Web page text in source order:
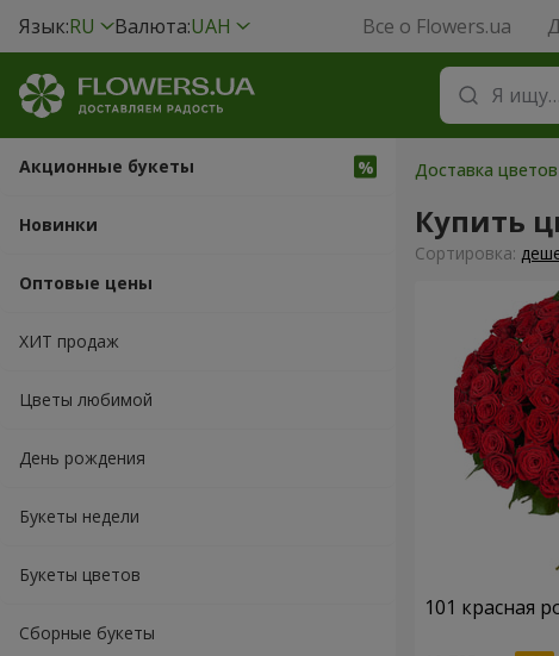
Язык:RU Валюта:UAH Все о Flowers.ua
Акционные букеты
Новинки
Оптовые цены
ХИТ продаж
Цветы любимой
День рождения
Букеты недели
Букеты цветов
Сборные букеты
Доставка
Купить
Cортировка:
101 красная